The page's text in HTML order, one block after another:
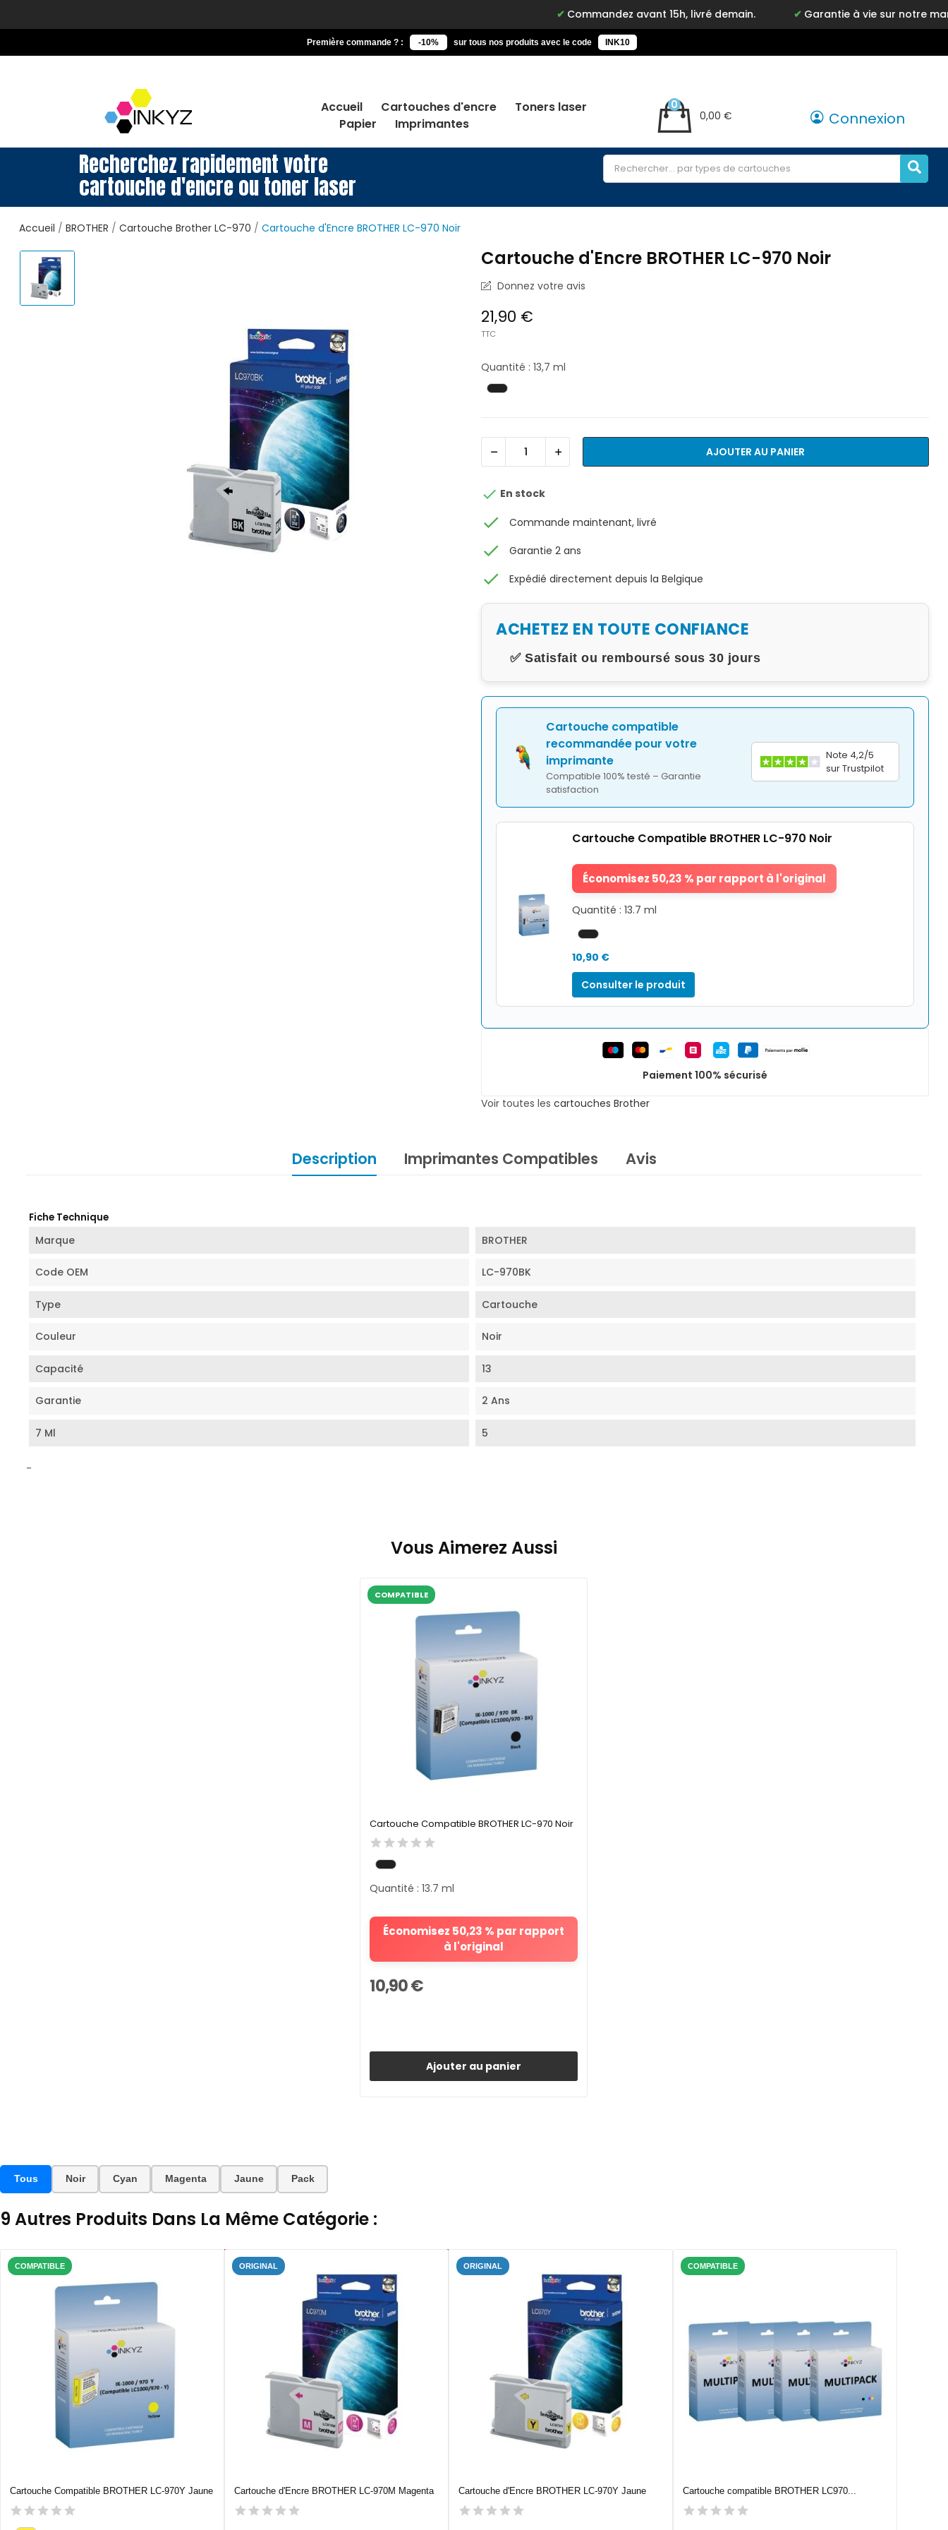
Commandez avant 15h, livré demain. Garantie à vie sur notre marque Inkyz
Première commande ? : -10% sur tous nos produits avec le code INK10
Accueil Cartouches d'encre
Toners laser
Papier
Imprimantes
0,00 €
0
Connexion
Recherchez rapidement votre
cartouche d'encre ou toner laser
Accueil BROTHER Cartouche Brother LC-970 Cartouche d'Encre BROTHER LC-970 Noir
Cartouche d'Encre BROTHER LC-970 Noir
Donnez votre avis
21,90 €
TTC
Quantité : 13,7 ml
AJOUTER AU PANIER
 En stock
check Commande maintenant, livré
check Garantie 2 ans
check Expédié directement depuis la Belgique
ACHETEZ EN TOUTE CONFIANCE
✅ Satisfait ou remboursé sous 30 jours
Cartouche compatible
recommandée pour votre
imprimante
Compatible 100% testé – Garantie
satisfaction
Note 4,2/5
sur Trustpilot
Cartouche Compatible BROTHER LC-970 Noir
Économisez 50,23 % par rapport à l'original
Quantité : 13.7 ml
10,90 €
Consulter le produit
Paiement 100% sécurisé
Voir toutes les cartouches Brother
Description Imprimantes Compatibles Avis
Fiche Technique
Marque BROTHER
Code OEM LC-970BK
Type Cartouche
Couleur Noir
Capacité 13
Garantie 2 Ans
7 Ml 5
-
Vous Aimerez Aussi
COMPATIBLE
Cartouche Compatible BROTHER LC-970 Noir
Économisez 50,23 % par rapport
à l'original
Quantité : 13.7 ml
10,90 €
Ajouter au panier
Tous Noir Cyan Magenta Jaune Pack
9 Autres Produits Dans La Même Catégorie :
COMPATIBLE
Cartouche Compatible BROTHER LC-970Y Jaune
ORIGINAL
Cartouche d'Encre BROTHER LC-970M Magenta
ORIGINAL
Cartouche d'Encre BROTHER LC-970Y Jaune
COMPATIBLE
Cartouche compatible BROTHER LC970...